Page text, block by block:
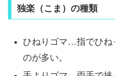
独楽（こま）の種類
ひねりゴマ…指でひね
のが多い。